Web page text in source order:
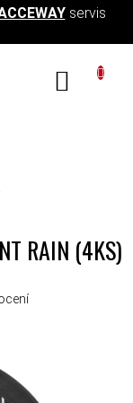
servis
RAIN (4KS)
5 hvězdiček.